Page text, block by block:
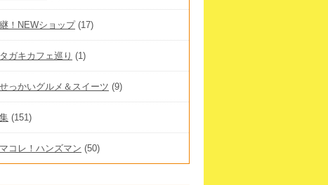
！NEWショップ(17)
ガキカフェ巡り (1)
っかいグルメ＆スイーツ (9)
(151)
コレ！ハンズマン (50)